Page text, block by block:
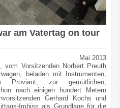
am Vatertag on tour
Mai 2013
vom Vorsitzenden Norbert Preuth
beladen mit Instrumenten,
Proviant, zur gemütlichen,
nach einigen hundert Metern
Gerhard Kochs und
Imbiss als Grundlage für die